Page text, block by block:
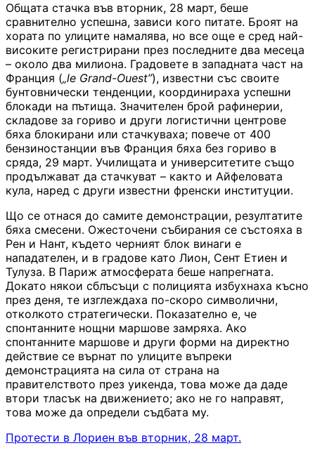
Общата стачка във вторник, 28 март, беше
сравнително успешна, зависи кого питате. Броят на
хората по улиците намалява, но все още е сред най-
високите регистрирани през последните два месеца
– около два милиона. Градовете в западната част на
Франция („le Grand-Ouest”), известни със своите
бунтовнически тенденции, координираха успешни
блокади на пътища. Значителен брой рафинерии,
складове за гориво и други логистични центрове
бяха блокирани или стачкуваха; повече от 400
бензиностанции във Франция бяха без гориво в
сряда, 29 март. Училищата и университетите също
продължават да стачкуват – както и Айфеловата
кула, наред с други известни френски институции.
Що се отнася до самите демонстрации, резултатите
бяха смесени. Ожесточени събирания се състояха в
Рен и Нант, където черният блок винаги е
нападателен, и в градове като Лион, Сент Етиен и
Тулуза. В Париж атмосферата беше напрегната.
Докато някои сблъсъци с полицията избухнаха късно
през деня, те изглеждаха по-скоро символични,
отколкото стратегически. Показателно е, че
спонтанните нощни маршове замряха. Ако
спонтанните маршове и други форми на директно
действие се върнат по улиците въпреки
демонстрацията на сила от страна на
правителството през уикенда, това може да даде
втори тласък на движението; ако не го направят,
това може да определи съдбата му.
Протести в Лориен във вторник, 28 март.